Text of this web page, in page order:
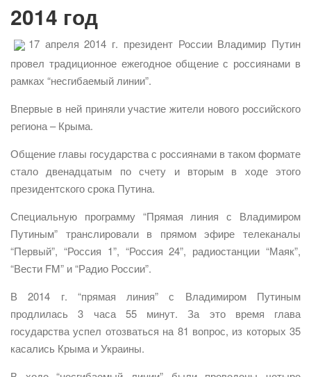
2014 год
17 апреля 2014 г. президент России Владимир Путин
провел традиционное ежегодное общение с россиянами в
рамках “несгибаемый линии”.
Впервые в ней приняли участие жители нового российского
региона – Крыма.
Общение главы государства с россиянами в таком формате
стало двенадцатым по счету и вторым в ходе этого
президентского срока Путина.
Специальную программу “Прямая линия с Владимиром
Путиным” транслировали в прямом эфире телеканалы
“Первый”, “Россия 1”, “Россия 24”, радиостанции “Маяк”,
“Вести FM” и “Радио России”.
В 2014 г. “прямая линия” с Владимиром Путиным
продлилась 3 часа 55 минут. За это время глава
государства успел отозваться на 81 вопрос, из которых 35
касались Крыма и Украины.